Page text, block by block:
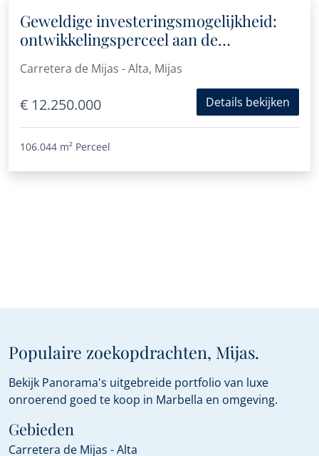
Geweldige investeringsmogelijkheid:
ontwikkelingsperceel aan de
heuvelzijde van Mijas met prachtig
uitzicht
Carretera de Mijas - Alta, Mijas
€ 12.250.000 Details bekijken
106.044 m² Perceel
Populaire zoekopdrachten, Mijas.
Bekijk Panorama's uitgebreide portfolio van luxe
onroerend goed te koop in Marbella en omgeving.
Gebieden
Carretera de Mijas - Alta